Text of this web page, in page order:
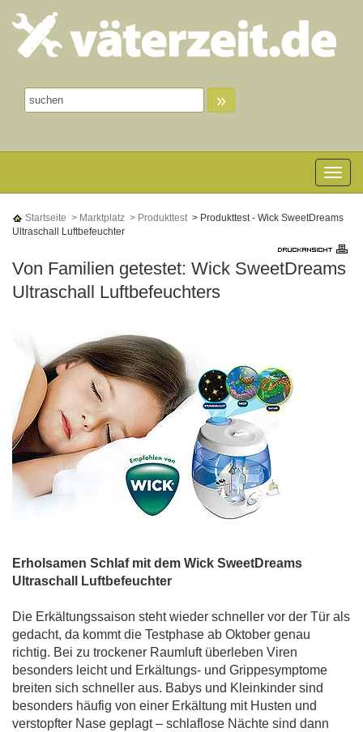
»
Toggle
Startseite > Marktplatz > Produkttest > Produkttest - Wick SweetDreams
Ultraschall Luftbefeuchter
Von Familien getestet: Wick SweetDreams
Ultraschall Luftbefeuchters
Erholsamen Schlaf mit dem Wick SweetDreams
Ultraschall Luftbefeuchter
Die Erkältungssaison steht wieder schneller vor der Tür als
gedacht, da kommt die Testphase ab Oktober genau
richtig. Bei zu trockener Raumluft überleben Viren
besonders leicht und Erkältungs- und Grippesymptome
breiten sich schneller aus. Babys und Kleinkinder sind
besonders häufig von einer Erkältung mit Husten und
verstopfter Nase geplagt – schlaflose Nächte sind dann